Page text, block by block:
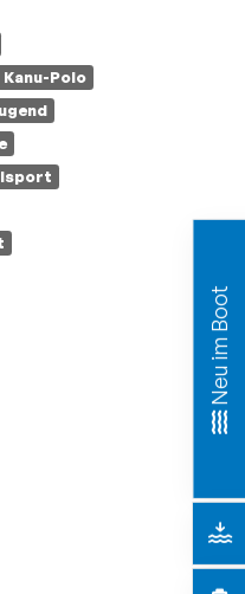
Kanu-Polo
Neu im Boot